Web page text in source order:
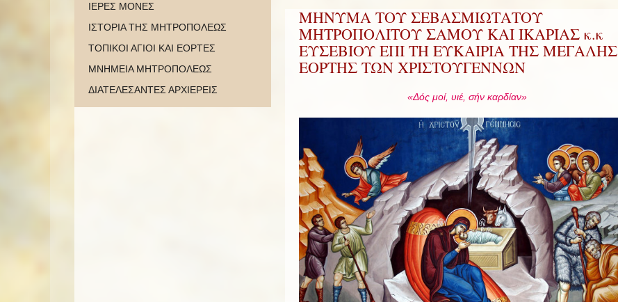
ΜΗΝΥΜΑ ΤΟΥ ΣΕΒΑΣΜΙΩΤΑΤΟΥ
ΜΗΤΡΟΠΟΛΙΤΟΥ ΣΑΜΟΥ ΚΑΙ ΙΚΑΡΙΑΣ κ.κ
ΕΥΣΕΒΙΟΥ ΕΠΙ ΤΗ ΕΥΚΑΙΡΙΑ ΤΗΣ ΜΕΓΑΛΗΣ
ΕΟΡΤΗΣ ΤΩΝ ΧΡΙΣΤΟΥΓΕΝΝΩΝ
«Δός μοί, υιέ, σήν καρδίαν»
ΙΕΡΕΣ ΜΟΝΕΣ
ΙΣΤΟΡΙΑ ΤΗΣ ΜΗΤΡΟΠΟΛΕΩΣ
ΤΟΠΙΚΟΙ ΑΓΙΟΙ ΚΑΙ ΕΟΡΤΕΣ
ΜΝΗΜΕΙΑ ΜΗΤΡΟΠΟΛΕΩΣ
ΔΙΑΤΕΛΕΣΑΝΤΕΣ ΑΡΧΙΕΡΕΙΣ